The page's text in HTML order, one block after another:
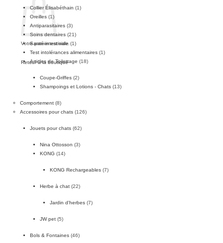
Votre panier est vide.
Retour à la boutique
Collier Élisabéthain (1)
Oreilles (1)
Antiparasitaires (3)
Soins dentaires (21)
Santé intestinale (1)
Test intolérances alimentaires (1)
Articles de Toilettage (18)
Coupe-Griffes (2)
Shampoings et Lotions - Chats (13)
Comportement (8)
Accessoires pour chats (126)
Jouets pour chats (62)
Nina Ottosson (3)
KONG (14)
KONG Rechargeables (7)
Herbe à chat (22)
Jardin d'herbes (7)
JW pet (5)
Bols & Fontaines (46)